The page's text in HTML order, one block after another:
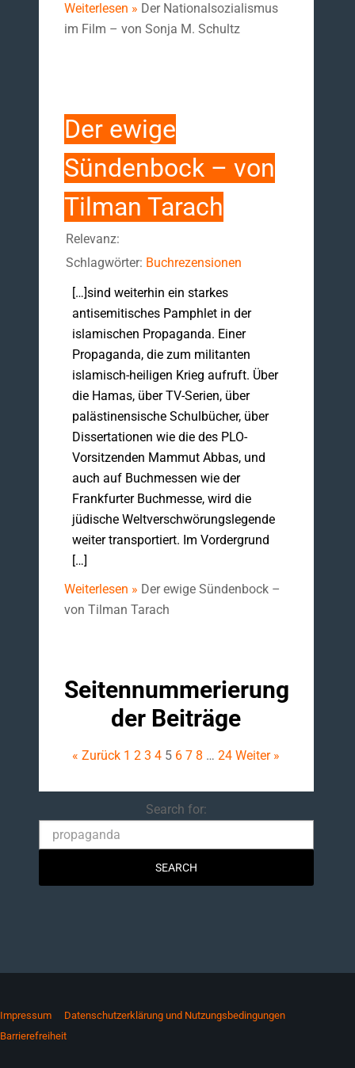
Weiterlesen » Der Nationalsozialismus
im Film – von Sonja M. Schultz
Der ewige
Sündenbock – von
Tilman Tarach
Relevanz:
Schlagwörter: Buchrezensionen
[…]sind weiterhin ein starkes
antisemitisches Pamphlet in der
islamischen Propaganda. Einer
Propaganda, die zum militanten
islamisch-heiligen Krieg aufruft. Über
die Hamas, über TV-Serien, über
palästinensische Schulbücher, über
Dissertationen wie die des PLO-
Vorsitzenden Mammut Abbas, und
auch auf Buchmessen wie der
Frankfurter Buchmesse, wird die
jüdische Weltverschwörungslegende
weiter transportiert. Im Vordergrund
[…]
Weiterlesen » Der ewige Sündenbock –
von Tilman Tarach
Seitennummerierung
der Beiträge
« Zurück 1 2 3 4 5 6 7 8 … 24 Weiter »
Search for:Search
Impressum
Datenschutzerklärung und Nutzungsbedingungen
Barrierefreiheit